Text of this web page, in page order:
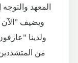
المعهد
ويضيف "الآن
ولدينا
من